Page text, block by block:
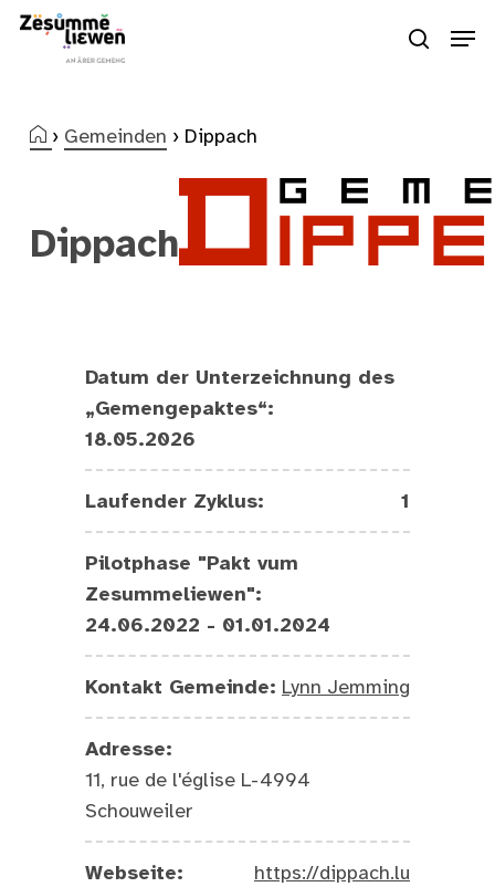
Skip
search
› Gemeinden › Dippach
Dippach
Datum der Unterzeichnung des
„Gemengepaktes“:
18.05.2026
Laufender Zyklus: 1
Pilotphase "Pakt vum
Zesummeliewen":
24.06.2022 - 01.01.2024
Kontakt Gemeinde: Lynn Jemming
Adresse:
11, rue de l'église L-4994
Schouweiler
Webseite: https://dippach.lu